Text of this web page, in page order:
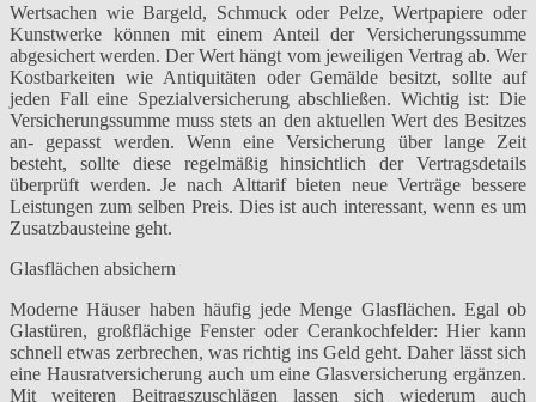
Wertsachen wie Bargeld, Schmuck oder Pelze, Wertpapiere oder
Kunstwerke können mit einem Anteil der Versicherungssumme
abgesichert werden. Der Wert hängt vom jeweiligen Vertrag ab. Wer
Kostbarkeiten wie Antiquitäten oder Gemälde besitzt, sollte auf
jeden Fall eine Spezialversicherung abschließen. Wichtig ist: Die
Versicherungssumme muss stets an den aktuellen Wert des Besitzes
an- gepasst werden. Wenn eine Versicherung über lange Zeit
besteht, sollte diese regelmäßig hinsichtlich der Vertragsdetails
überprüft werden. Je nach Alttarif bieten neue Verträge bessere
Leistungen zum selben Preis. Dies ist auch interessant, wenn es um
Zusatzbausteine geht.
Glasflächen absichern
Moderne Häuser haben häufig jede Menge Glasflächen. Egal ob
Glastüren, großflächige Fenster oder Cerankochfelder: Hier kann
schnell etwas zerbrechen, was richtig ins Geld geht. Daher lässt sich
eine Hausratversicherung auch um eine Glasversicherung ergänzen.
Mit weiteren Beitragszuschlägen lassen sich wiederum auch